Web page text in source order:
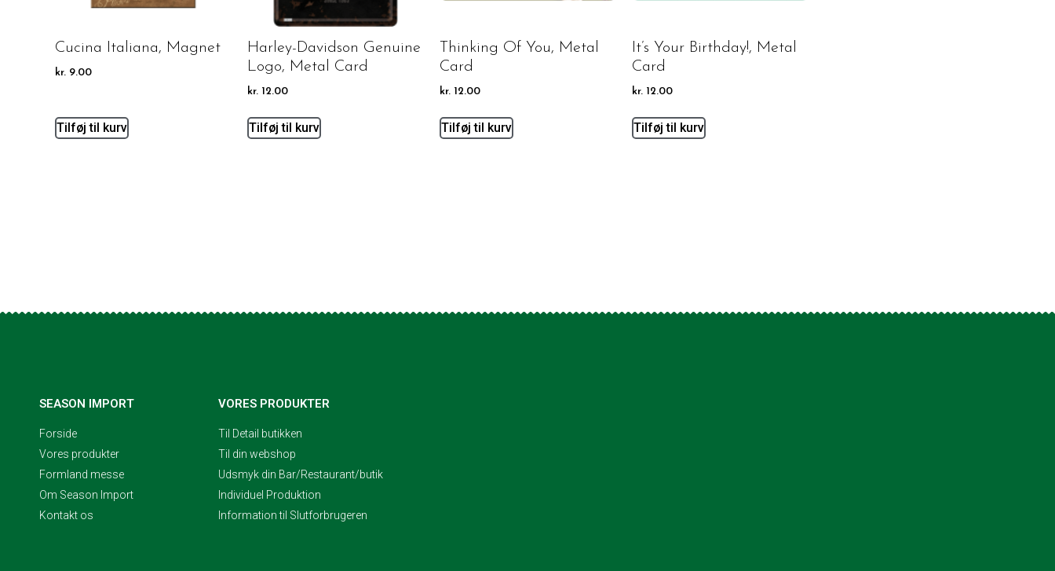
Cucina Italiana, Magnet
kr. 9.00
Tilføj til kurv
Harley-Davidson Genuine
Logo, Metal Card
kr. 12.00
Tilføj til kurv
Thinking Of You, Metal
Card
kr. 12.00
Tilføj til kurv
It’s Your Birthday!, Metal
Card
kr. 12.00
Tilføj til kurv
SEASON IMPORT
Forside
Vores produkter
Formland messe
Om Season Import
Kontakt os
VORES PRODUKTER
Til Detail butikken
Til din webshop
Udsmyk din Bar/Restaurant/butik
Individuel Produktion
Information til Slutforbrugeren